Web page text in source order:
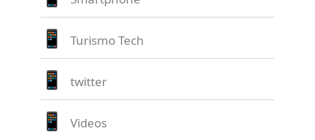
Turismo Tech
twitter
Videos